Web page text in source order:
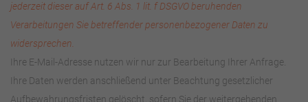
jederzeit dieser auf Art. 6 Abs. 1 lit. f DSGVO beruhenden
Verarbeitungen Sie betreffender personenbezogener Daten zu
widersprechen.
Ihre E-Mail-Adresse nutzen wir nur zur Bearbeitung Ihrer Anfrage.
Ihre Daten werden anschließend unter Beachtung gesetzlicher
Aufbewahrungsfristen gelöscht, sofern Sie der weitergehenden